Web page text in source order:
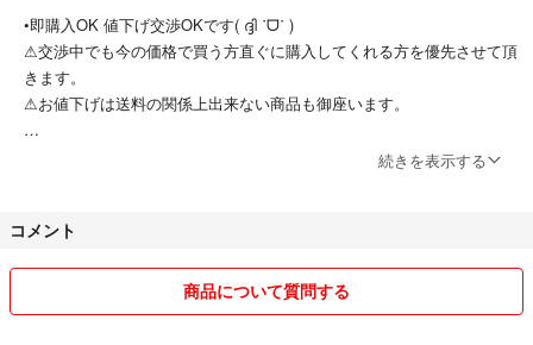
•即購入OK 値下げ交渉OKです( ദ്ദി ˙ᗜ˙ )
⚠︎交渉中でも今の価格で買う方直ぐに購入してくれる方を優先させて頂
きます。
⚠︎お値下げは送料の関係上出来ない商品も御座います。
⚠︎配送方法の希望があれば購入前にコメントをお願い致します。
•質問等あれば気軽にコメント下さい₍ᐢ.ˬ.ᐡ₎ ☀︎
続きを表示する
コメント
商品について質問する